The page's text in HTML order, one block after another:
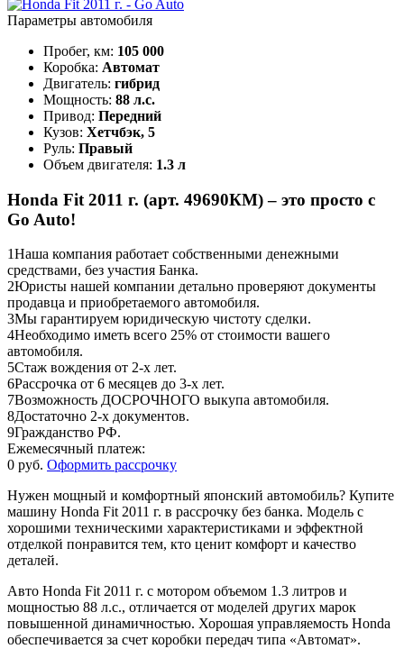
Параметры автомобиля
Пробег, км: 105 000
Коробка: Автомат
Двигатель: гибрид
Мощность: 88 л.с.
Привод: Передний
Кузов: Хетчбэк, 5
Руль: Правый
Объем двигателя: 1.3 л
Honda Fit 2011 г. (арт. 49690КМ) – это просто с
Go Auto!
1Наша компания работает собственными денежными
средствами, без участия Банка.
2Юристы нашей компании детально проверяют документы
продавца и приобретаемого автомобиля.
3Мы гарантируем юридическую чистоту сделки.
4Необходимо иметь всего 25% от стоимости вашего
автомобиля.
5Стаж вождения от 2-х лет.
6Рассрочка от 6 месяцев до 3-х лет.
7Возможность ДОСРОЧНОГО выкупа автомобиля.
8Достаточно 2-х документов.
9Гражданство РФ.
Ежемесячный платеж:
0 руб. Оформить рассрочку
Нужен мощный и комфортный японский автомобиль? Купите
машину Honda Fit 2011 г. в рассрочку без банка. Модель с
хорошими техническими характеристиками и эффектной
отделкой понравится тем, кто ценит комфорт и качество
деталей.
Авто Honda Fit 2011 г. с мотором объемом 1.3 литров и
мощностью 88 л.с., отличается от моделей других марок
повышенной динамичностью. Хорошая управляемость Honda
обеспечивается за счет коробки передач типа «Автомат».